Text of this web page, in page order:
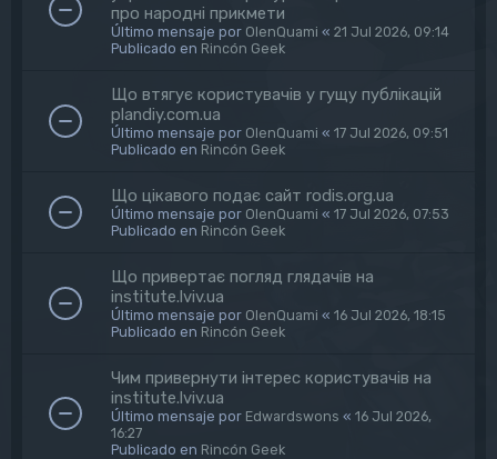
про народні прикмети
Último mensaje por OlenQuami « 21 Jul 2026, 09:14
Publicado en Rincón Geek
Що втягує користувачів у гущу публікацій
plandiy.com.ua
Último mensaje por OlenQuami « 17 Jul 2026, 09:51
Publicado en Rincón Geek
Що цікавого подає сайт rodis.org.ua
Último mensaje por OlenQuami « 17 Jul 2026, 07:53
Publicado en Rincón Geek
Що привертає погляд глядачів на
institute.lviv.ua
Último mensaje por OlenQuami « 16 Jul 2026, 18:15
Publicado en Rincón Geek
Чим привернути інтерес користувачів на
institute.lviv.ua
Último mensaje por Edwardswons « 16 Jul 2026,
16:27
Publicado en Rincón Geek